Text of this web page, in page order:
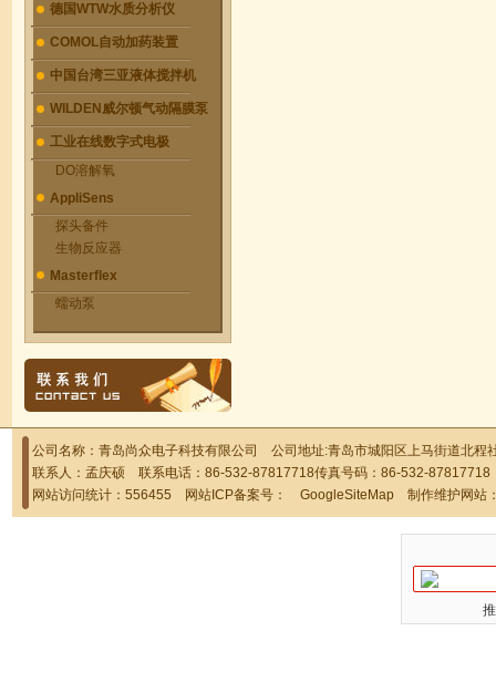
德国WTW水质分析仪
COMOL自动加药装置
中国台湾三亚液体搅拌机
WILDEN威尔顿气动隔膜泵
工业在线数字式电极
DO溶解氧
AppliSens
探头备件
生物反应器
Masterflex
蠕动泵
公司名称：青岛尚众电子科技有限公司 公司地址:青岛市城阳区上马街道北
联系人：孟庆硕 联系电话：86-532-87817718传真号码：86-532-
网站访问统计：556455 网站ICP备案号： GoogleSiteMap 制作维护网站